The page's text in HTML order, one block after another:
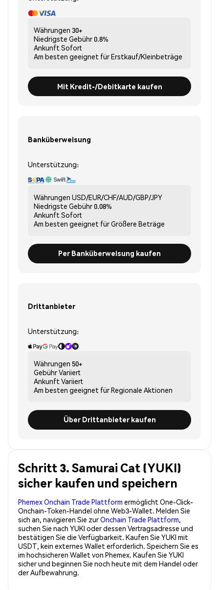
Währungen 30+
Niedrigste Gebühr0.8%
Ankunft Sofort
Am besten geeignet fürErstkauf/Kleinbeträge
Mit Kredit-/Debitkarte kaufen
Banküberweisung
Unterstützung:
Währungen USD/EUR/CHF/AUD/GBP/JPY
Niedrigste Gebühr0.08%
Ankunft Sofort
Am besten geeignet fürGrößere Beträge
Per Banküberweisung kaufen
Drittanbieter
Unterstützung:
Währungen 50+
GebührVariiert
Ankunft Variiert
Am besten geeignet fürRegionale Aktionen
Über Drittanbieter kaufen
Schritt 3. Samurai Cat (YUKI)
sicher kaufen und speichern
Phemex Onchain Trade Plattform ermöglicht One-Click-
Onchain-Token-Handel ohne Web3-Wallet. Melden Sie
sich an, navigieren Sie zurOnchain Trade Plattform,
suchen Sie nach YUKI oder dessen Vertragsadresse und
bestätigen Sie die Verfügbarkeit. Kaufen Sie YUKI mit
USDT, kein externes Wallet erforderlich. Speichern Sie es
im hochsicheren Wallet von Phemex. Kaufen Sie YUKI
sicher und beginnen Sie noch heute mit dem Handel oder
der Aufbewahrung.